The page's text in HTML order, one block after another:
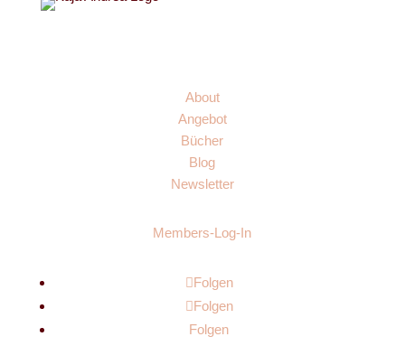
About
Angebot
Bücher
Blog
Newsletter
Members-Log-In
Folgen
Folgen
Folgen